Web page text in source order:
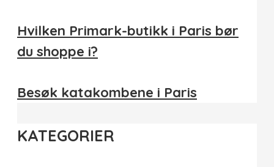
Hvilken Primark-butikk i Paris bør
du shoppe i?
Besøk katakombene i Paris
KATEGORIER